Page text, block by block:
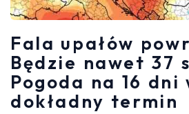
Fala upałów
Będzie nawet 37
Pogoda na 16 dni
dokładny termin